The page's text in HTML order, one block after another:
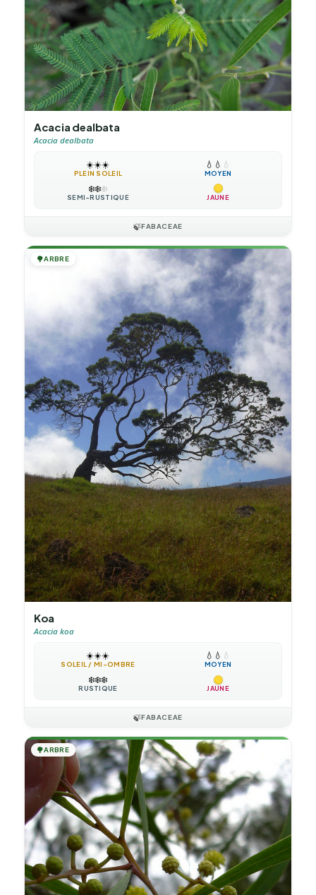
Acacia dealbata
Acacia dealbata
☀️☀️☀️
PLEIN SOLEIL
💧 💧 💧
MOYEN
❄️❄️❄️
SEMI-RUSTIQUE JAUNE
🍃FABACEAE
🌳ARBRE
Koa
Acacia koa
☀️☀️☀️
SOLEIL / MI-OMBRE
💧 💧 💧
MOYEN
❄️❄️❄️
RUSTIQUE JAUNE
🍃FABACEAE
🌳ARBRE